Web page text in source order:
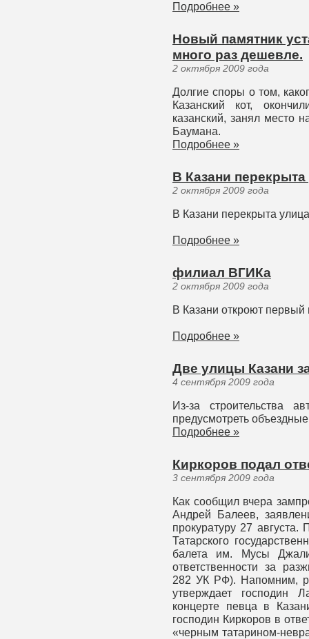
Подробнее »
Новый памятник
много раз дешевле.
2 октября 2009 года
Долгие споры о том,
Казанский кот,
казанский, занял место
Баумана.
Подробнее »
В Казани
2 октября 2009 года
В Казани перекрыта
Подробнее »
филиал ВГИКа
2 октября 2009 года
В Казани откроют
Подробнее »
Две улицы Казани
4 сентября 2009 года
Из-за строительства
предусмотреть
Подробнее »
Киркоров подал
3 сентября 2009 года
Как сообщил вчера
Андрей Балеев,
прокуратуру 27 августа.
Татарского
балета им. Мусы
ответственности за
282 УК РФ). Напомним,
утверждает господин
концерте певца в
господин Киркоров в
«черным татарином-